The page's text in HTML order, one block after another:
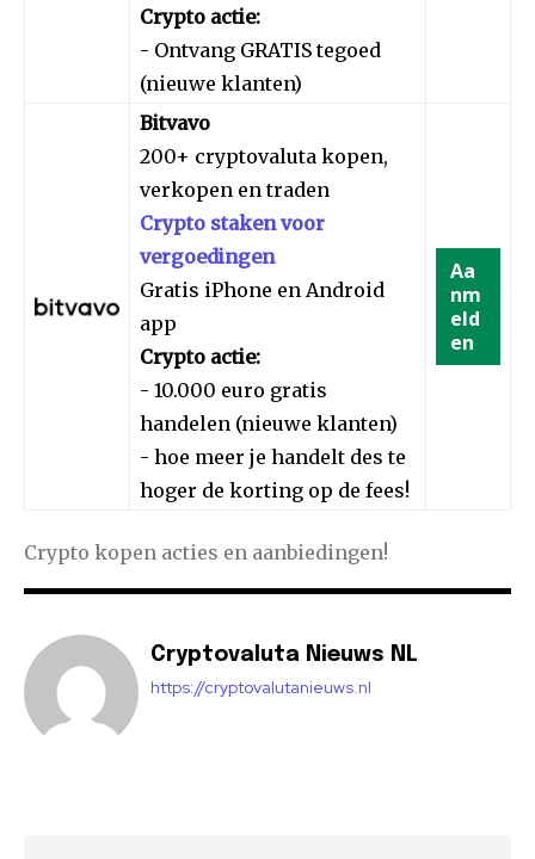
Crypto actie:
- Ontvang GRATIS tegoed
(nieuwe klanten)
Bitvavo
200+ cryptovaluta kopen,
verkopen en traden
Crypto staken voor
vergoedingen
Gratis iPhone en Android
app
Crypto actie:
- 10.000 euro gratis
handelen (nieuwe klanten)
- hoe meer je handelt des te
hoger de korting op de fees!
Aa
nm
eld
en
Crypto kopen acties en aanbiedingen!
Cryptovaluta Nieuws NL
https://cryptovalutanieuws.nl